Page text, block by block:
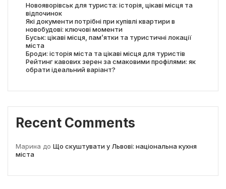
Новояворівськ для туриста: історія, цікаві місця та
відпочинок
Які документи потрібні при купівлі квартири в
новобудові: ключові моменти
Буськ: цікаві місця, пам’ятки та туристичні локації
міста
Броди: історія міста та цікаві місця для туристів
Рейтинг кавових зерен за смаковими профілями: як
обрати ідеальний варіант?
Recent Comments
Марина до Що скуштувати у Львові: національна кухня
міста